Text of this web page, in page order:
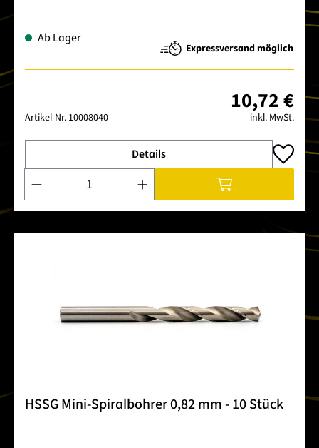
Ab Lager
Expressversand möglich
Artikel-Nr. 10008040
10,72 €
inkl. MwSt.
Details
Produkt Anzahl: Gib den gewünschten Wert ein oder
HSSG Mini-Spiralbohrer 0,82 mm - 10 Stück